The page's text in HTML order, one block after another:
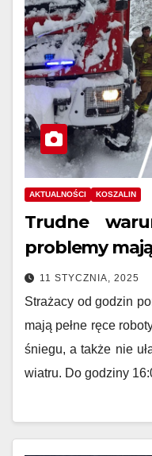
AKTUALNOŚCI KOSZALIN
Trudne
problemy
11 STYCZNIA, 2025
Strażacy od godzin
mają pełne ręce
śniegu, a także nie
wiatru. Do godziny